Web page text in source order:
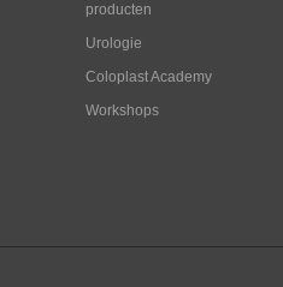
producten
Urologie
Coloplast Academy
Workshops